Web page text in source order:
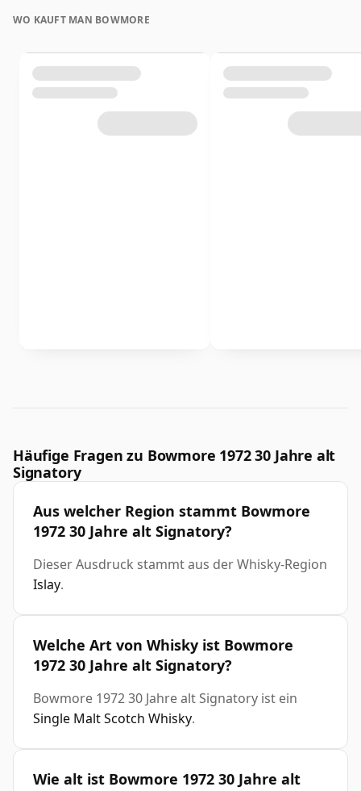
WO KAUFT MAN BOWMORE
Häufige Fragen zu Bowmore 1972 30 Jahre alt
Signatory
Aus welcher Region stammt Bowmore
1972 30 Jahre alt Signatory?
Dieser Ausdruck stammt aus der Whisky-Region
Islay.
Welche Art von Whisky ist Bowmore
1972 30 Jahre alt Signatory?
Bowmore 1972 30 Jahre alt Signatory ist ein
Single Malt Scotch Whisky.
Wie alt ist Bowmore 1972 30 Jahre alt